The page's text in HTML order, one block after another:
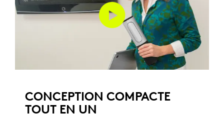
CONCEPTION COMPACTE
TOUT EN UN